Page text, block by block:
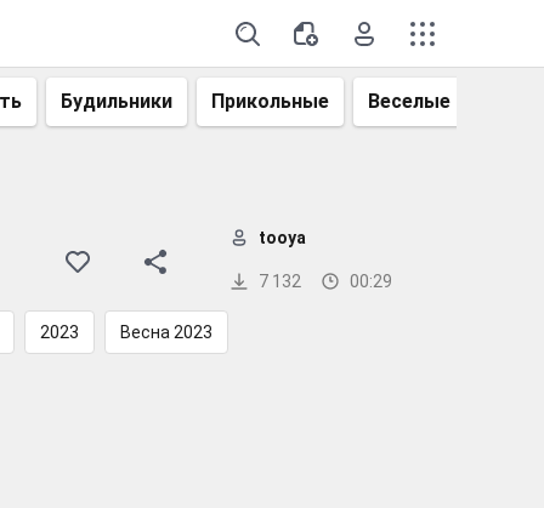
Будильники Прикольные Веселые
7 132 00:29
tooya
2023 Весна 2023